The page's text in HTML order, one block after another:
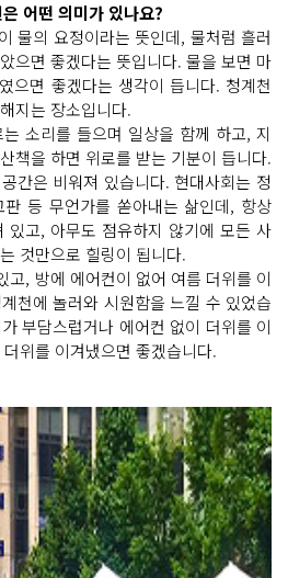
어떤 의미가 있나요?
물의 요정이라는 뜻인데, 물처럼 흘러
으면 좋겠다는 뜻입니다. 물을 보면 마
으면 좋겠다는 생각이 듭니다. 청계천
지는 장소입니다.
소리를 들으며 일상을 함께 하고, 지
책을 하면 위로를 받는 기분이 듭니다.
간은 비워져 있습니다. 현대사회는 정
등 무언가를 쏟아내는 삶인데, 항상
있고, 아무도 점유하지 않기에 모든 사
것만으로 힐링이 됩니다.
고, 방에 에어컨이 없어 여름 더위를 이
천에 놀러와 시원함을 느낄 수 있었습
부담스럽거나 에어컨 없이 더위를 이
위를 이겨냈으면 좋겠습니다.